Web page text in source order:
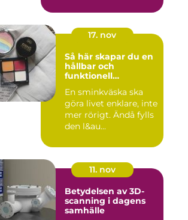
17. nov
Så här skapar du en
hållbar och
funktionell
En sminkväska ska
göra livet enklare, inte
mer rörigt. Ändå fylls
den l&au...
11. nov
Betydelsen av 3D-
scanning i dagens
samhälle